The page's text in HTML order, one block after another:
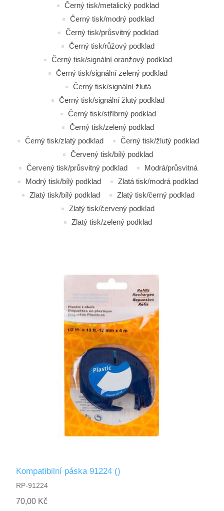
Černý tisk/metalický podklad
Černý tisk/modrý podklad
Černý tisk/průsvitný podklad
Černý tisk/růžový podklad
Černý tisk/signální oranžový podklad
Černý tisk/signální zelený podklad
Černý tisk/signální žlutá
Černý tisk/signální žlutý podklad
Černý tisk/stříbrný podklad
Černý tisk/zelený podklad
Černý tisk/zlatý podklad
Černý tisk/žlutý podklad
Červený tisk/bílý podklad
Červený tisk/průsvitný podklad
Modrá/průsvitná
Modrý tisk/bílý podklad
Zlatá tisk/modrá podklad
Zlatý tisk/bílý podklad
Zlatý tisk/černý podklad
Zlatý tisk/červený podklad
Zlatý tisk/zelený podklad
Kompatibilní páska 91224 ()
RP-91224
70,00 Kč